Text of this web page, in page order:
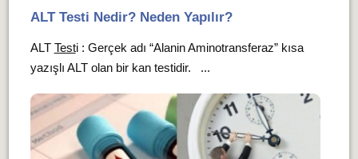
ALT Testi Nedir? Neden Yapılır?
ALT Testi : Gerçek adı “Alanin Aminotransferaz” kısa
yazışlı ALT olan bir kan testidir. ...